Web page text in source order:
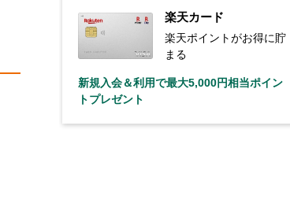
楽天カード
楽天ポイントがお得に貯
まる
新規入会＆利用で最大5,000円相当ポイン
トプレゼント